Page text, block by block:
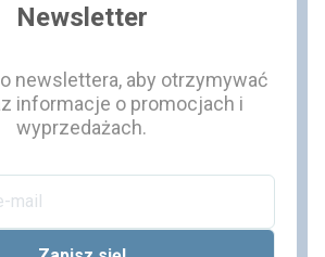
Newsletter
newslettera, aby otrzymywać
informacje o promocjach i
wyprzedażach.